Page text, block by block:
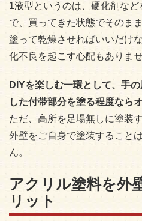
1液型というのは、硬化剤な
で、買ってきた状態でそのま
塗って乾燥させればいいだけ
化不良を起こす心配もありませ
DIYを楽しむ一環として、手
した付帯部分を塗る程度なら
ただ、高所を足場無しに塗装
外壁をご自身で塗装すること
ん。
アクリル塗料を外
リット